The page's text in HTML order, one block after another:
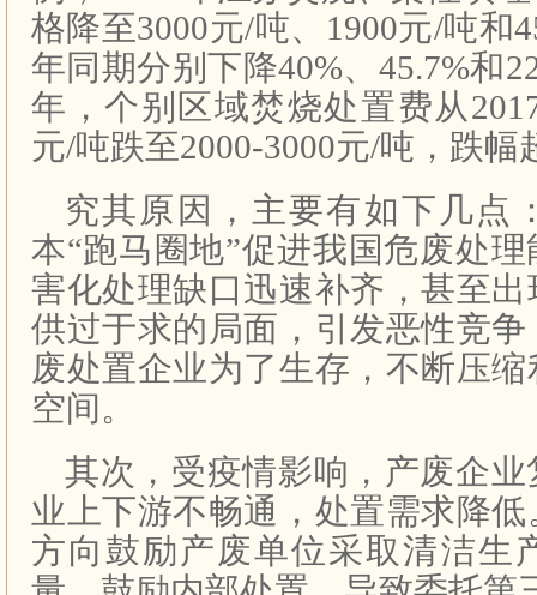
格降至3000元/吨、1900元/吨和
年同期分别下降40%、45.7%和
年，个别区域焚烧处置费从
元/吨跌至2000-3000元/吨，跌幅
究其原因，主要有如下几点
本“跑马圈地”促进我国危废处
害化处理缺口迅速补齐，甚至
供过于求的局面，引发恶性竞
废处置企业为了生存，不断压
空间。
其次，受疫情影响，产废企
业上下游不畅通，处置需求降
方向鼓励产废单位采取清洁生